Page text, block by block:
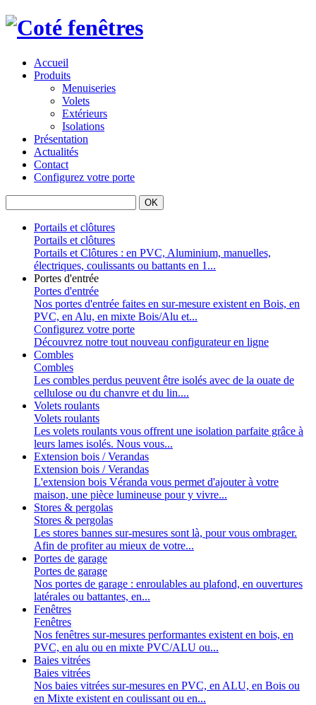
Accueil
Produits
Menuiseries
Volets
Extérieurs
Isolations
Présentation
Actualités
Contact
Configurez votre porte
Portails et clôtures
Portails et clôtures
Portails et Clôtures : en PVC, Aluminium, manuelles,
électriques, coulissants ou battants en 1...
Portes d'entrée
Portes d'entrée
Nos portes d'entrée faites en sur-mesure existent en Bois, en
PVC, en Alu, en mixte Bois/Alu et...
Configurez votre porte
Découvrez notre tout nouveau configurateur en ligne
Combles
Combles
Les combles perdus peuvent être isolés avec de la ouate de
cellulose ou du chanvre et du lin....
Volets roulants
Volets roulants
Les volets roulants vous offrent une isolation parfaite grâce à
leurs lames isolés. Nous vous...
Extension bois / Verandas
Extension bois / Verandas
L'extension bois Véranda vous permet d'ajouter à votre
maison, une pièce lumineuse pour y vivre...
Stores & pergolas
Stores & pergolas
Les stores bannes sur-mesures sont là, pour vous ombrager.
Afin de profiter au mieux de votre...
Portes de garage
Portes de garage
Nos portes de garage : enroulables au plafond, en ouvertures
latérales ou battantes, en...
Fenêtres
Fenêtres
Nos fenêtres sur-mesures performantes existent en bois, en
PVC, en alu ou en mixte PVC/ALU ou...
Baies vitrées
Baies vitrées
Nos baies vitrées sur-mesures en PVC, en ALU, en Bois ou
en Mixte existent en coulissant ou en...